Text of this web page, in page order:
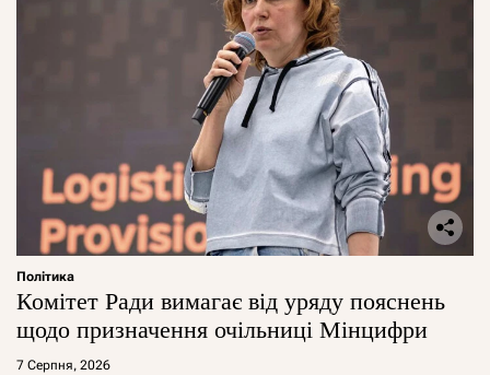
Політика
Комітет Ради вимагає від уряду пояснень
щодо призначення очільниці Мінцифри
7 Серпня, 2026